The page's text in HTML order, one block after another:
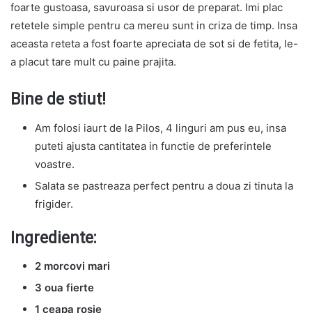
foarte gustoasa, savuroasa si usor de preparat. Imi plac
retetele simple pentru ca mereu sunt in criza de timp. Insa
aceasta reteta a fost foarte apreciata de sot si de fetita, le-
a placut tare mult cu paine prajita.
Bine de stiut!
Am folosi iaurt de la Pilos, 4 linguri am pus eu, insa
puteti ajusta cantitatea in functie de preferintele
voastre.
Salata se pastreaza perfect pentru a doua zi tinuta la
frigider.
Ingrediente:
2 morcovi mari
3 oua fierte
1 ceapa rosie